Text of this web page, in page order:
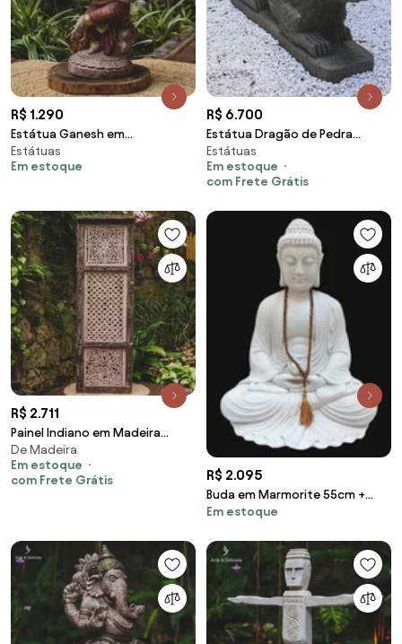
R$ 1.290
Estátua Ganesh em
Fibrocimento | Bali
Estátuas
Em estoque
R$ 6.700
Estátua Dragão de Pedra
Vulcânica | Bali
Estátuas
Em estoque
com Frete Grátis
R$ 2.711
Painel Indiano em Madeira
185cm
De Madeira
Em estoque
com Frete Grátis
R$ 2.095
Buda em Marmorite 55cm +
Japamala
Em estoque